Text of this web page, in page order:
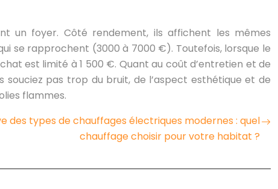
un foyer. Côté rendement, ils affichent les mêmes
se rapprochent (3000 à 7000 €). Toutefois, lorsque le
est limité à 1 500 €. Quant au coût d’entretien et de
souciez pas trop du bruit, de l’aspect esthétique et de
jolies flammes.
des types de chauffages électriques modernes : quel
chauffage choisir pour votre habitat ?